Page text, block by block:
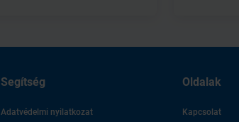
Segítség
Adatvédelmi nyilatkozat
Oldalak
Kapcsolat